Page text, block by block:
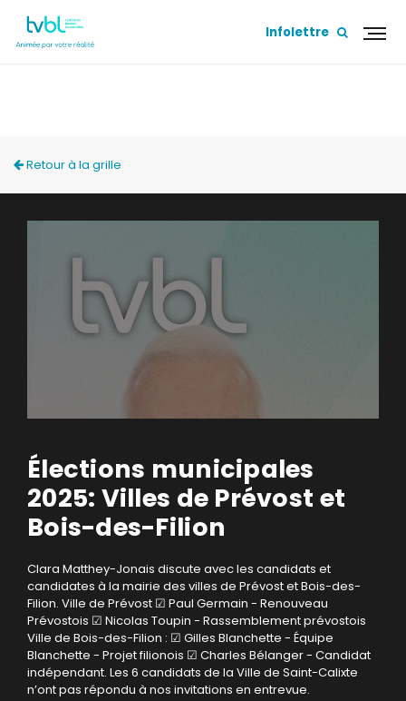
Infolettre
Retour à la grille
Élections municipales
2025: Villes de Prévost et
Bois-des-Filion
Clara Matthey-Jonais discute avec les candidats et
candidates à la mairie des villes de Prévost et Bois-des-
Filion. Ville de Prévost ☑ Paul Germain - Renouveau
Prévostois ☑ Nicolas Toupin - Rassemblement prévostois
Ville de Bois-des-Filion : ☑ Gilles Blanchette - Équipe
Blanchette - Projet filionois ☑ Charles Bélanger - Candidat
indépendant. Les 6 candidats de la Ville de Saint-Calixte
n’ont pas répondu à nos invitations en entrevue.